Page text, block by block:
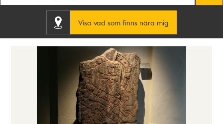
Visa vad som finns nära mig